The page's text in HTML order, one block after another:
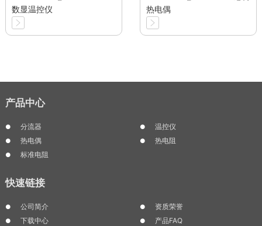
数显温控仪
热电偶
产品中心
分流器
温控仪
热电偶
热电阻
标准电阻
快速链接
公司简介
资质荣誉
下载中心
产品FAQ